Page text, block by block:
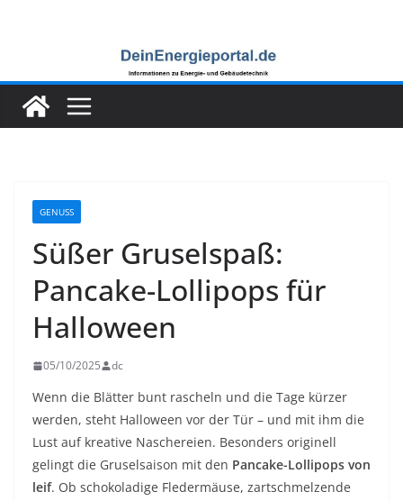
GENUSS
Süßer Gruselspaß:
Pancake-Lollipops für
Halloween
05/10/2025 dc
Wenn die Blätter bunt rascheln und die Tage kürzer
werden, steht Halloween vor der Tür – und mit ihm die
Lust auf kreative Naschereien. Besonders originell
gelingt die Gruselsaison mit den Pancake-Lollipops von
leif. Ob schokoladige Fledermäuse, zartschmelzende